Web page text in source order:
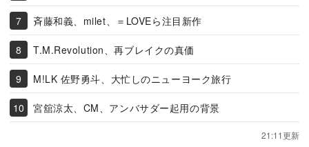
斉藤和義、milet、＝LOVEら注目新作
T.M.Revolution、再ブレイクの真価
M!LK 佐野勇斗、大忙しのニューヨーク旅行
宮舘涼太、CM、アンバサダー起用の背景
21:11更新